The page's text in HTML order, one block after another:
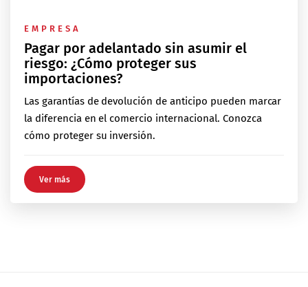
EMPRESA
Pagar por adelantado sin asumir el
riesgo: ¿Cómo proteger sus
importaciones?
Las garantías de devolución de anticipo pueden marcar
la diferencia en el comercio internacional. Conozca
cómo proteger su inversión.
Ver más